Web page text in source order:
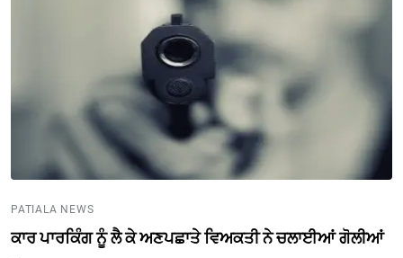
PATIALA NEWS
ਕਾਰ ਪਾਰਕਿੰਗ ਨੂੰ ਲੈ ਕੇ ਅਣਪਛਾਤੇ ਵਿਅਕਤੀ ਨੇ ਚਲਾਈਆਂ ਗੋਲੀਆਂ